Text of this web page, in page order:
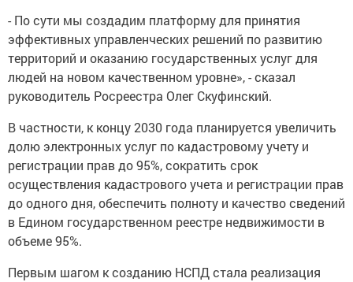
- По сути мы создадим платформу для принятия
эффективных управленческих решений по развитию
территорий и оказанию государственных услуг для
людей на новом качественном уровне», - сказал
руководитель Росреестра Олег Скуфинский.
В частности, к концу 2030 года планируется увеличить
долю электронных услуг по кадастровому учету и
регистрации прав до 95%, сократить срок
осуществления кадастрового учета и регистрации прав
до одного дня, обеспечить полноту и качество сведений
в Едином государственном реестре недвижимости в
объеме 95%.
Первым шагом к созданию НСПД стала реализация